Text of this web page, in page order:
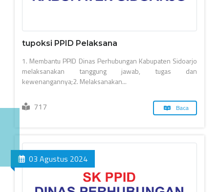
tupoksi PPID Pelaksana
1. Membantu PPID Dinas Perhubungan Kabupaten Sidoarjo
melaksanakan tanggung jawab, tugas dan
kewenangannya;2. Melaksanakan...
717 Baca
03 Agustus 2024